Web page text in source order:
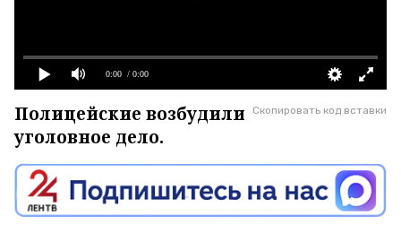
0:00 / 0:00
Скопировать код вставки
Полицейские возбудили
уголовное дело.